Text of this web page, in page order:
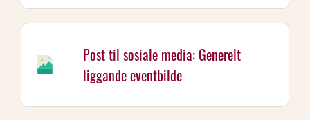
Post til sosiale media: Generelt
liggande eventbilde